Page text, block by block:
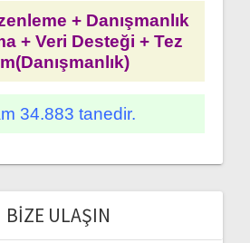
+ Danışmanlık
+ Veri Desteği + Tez
34.883 tanedir.
BIZE ULAŞIN